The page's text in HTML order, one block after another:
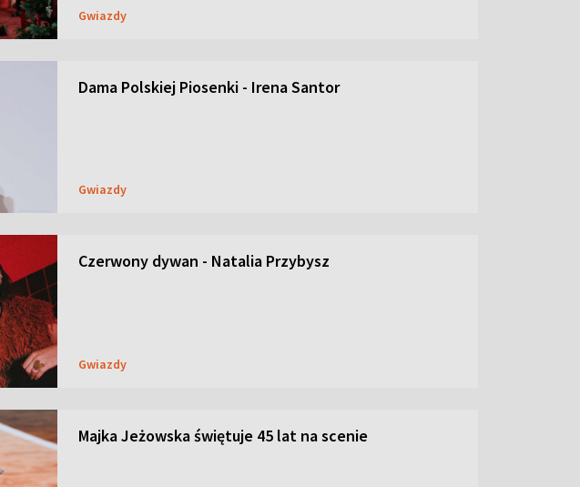
Gwiazdy
Dama Polskiej Piosenki - Irena Santor
Gwiazdy
Czerwony dywan - Natalia Przybysz
Gwiazdy
Majka Jeżowska świętuje 45 lat na scenie